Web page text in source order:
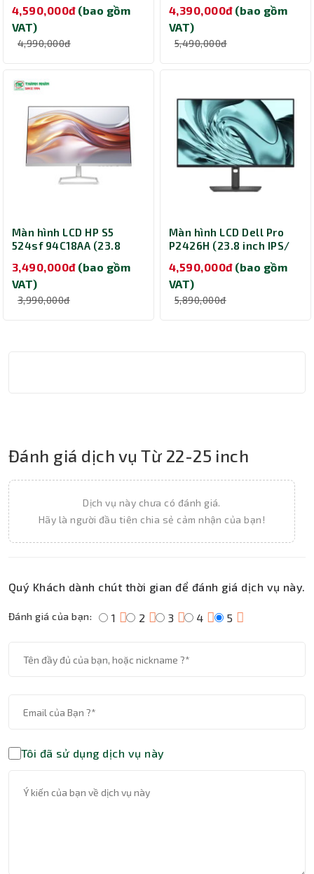
cd/m2/ 5ms/ 100Hz)
4,590,000đ (bao gồm
VAT)
4,990,000đ
5ms/ 100Hz)
4,390,000đ (bao gồm
VAT)
5,490,000đ
Màn hình LCD HP S5
524sf 94C18AA (23.8
nits/ 5ms/ 100Hz)
3,490,000đ (bao gồm
VAT)
3,990,000đ
Màn hình LCD Dell Pro
P2426H (23.8 inch IPS/
cd/m2/ 5ms/ 120Hz)
4,590,000đ (bao gồm
VAT)
5,890,000đ
Đánh giá dịch vụ Từ 22-25 inch
Dịch vụ này chưa có đánh giá.
Hãy là người đầu tiên chia sẻ cảm nhận của bạn!
Quý Khách dành chút thời gian để đánh giá dịch vụ này.
Đánh giá của bạn: 1 2 3 4 5
Tôi đã sử dụng dịch vụ này